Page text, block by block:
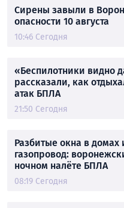
Сирены завыли в
опасности 10 августа
10:46 Сегодня
«Беспилотники видно
рассказали, как
атак БПЛА
21:50 Сегодня
Разбитые окна в
газопровод:
ночном налёте БПЛА
08:19 Сегодня